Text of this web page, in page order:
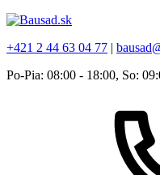
+421 2 44 63 04 77 |
Po-Pia: 08:00 - 18:00, So: